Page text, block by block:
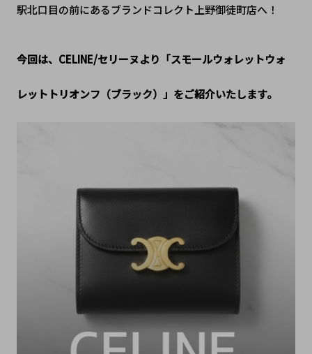
駅北口目の前にあるブランドコレクト上野御徒町店へ！
今回は、CELINE/セリーヌより「スモールウォレットウォ
レットトリオンフ（ブラック）」をご紹介いたします。